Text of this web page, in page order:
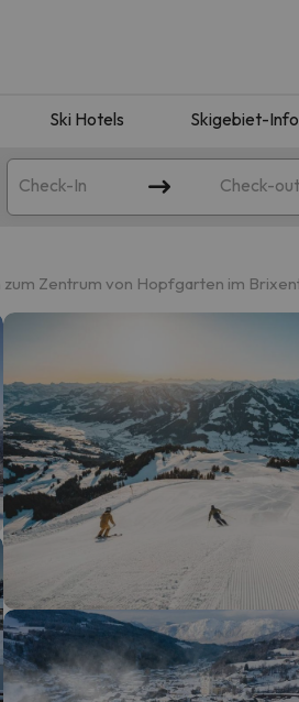
Ski Hotels Skigebiet-
Check-In Check-out
Suche entsprechen. Versuchen Sie,
er seinen Kompass gefunden
zum Zentrum von Hopfgarten im